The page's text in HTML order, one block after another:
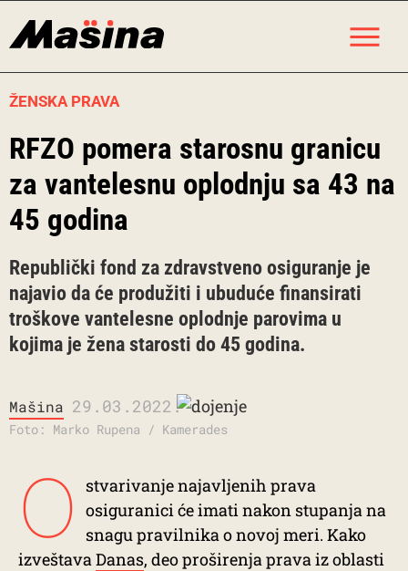
ŽENSKA PRAVA
RFZO pomera starosnu granicu
za vantelesnu oplodnju sa 43 na
45 godina
Republički fond za zdravstveno osiguranje je
najavio da će produžiti i ubuduće finansirati
troškove vantelesne oplodnje parovima u
kojima je žena starosti do 45 godina.
Mašina 29.03.2022.
Foto: Marko Rupena / Kamerades
O
stvarivanje najavljenih prava
osiguranici će imati nakon stupanja na
snagu pravilnika o novoj meri. Kako
izveštavaDanas, deo proširenja prava iz oblasti